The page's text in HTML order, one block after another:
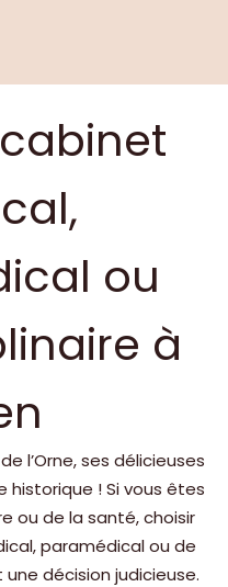
ou
à
l’Orne, ses délicieuses
! Si vous êtes
ou de la santé, choisir
paramédical ou de
décision judicieuse.